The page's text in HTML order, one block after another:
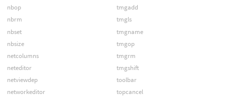
nbop
nbrm
nbset
nbsize
netcolumns
neteditor
netviewdep
networkeditor
tmgadd
tmgls
tmgname
tmgop
tmgrm
tmgshift
toolbar
topcancel